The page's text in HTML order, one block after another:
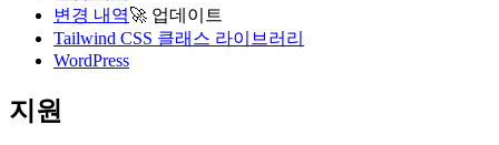
변경 내역🚀 업데이트
Tailwind CSS 클래스 라이브러리
WordPress
지원